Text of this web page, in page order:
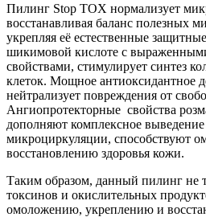
Пилинг Stop TOX нормализует
восстанавливая баланс полезных
укрепляя её естественные
шикимовой кислоте с
свойствами, стимулирует синтез
клеток. Мощное антиоксидантное
нейтрализует повреждения от
Ангиопротекторные свойства
дополняют комплексное выведение
микроциркуляции, способствуют
восстановлению здоровья кожи.
Таким образом, данный пилинг не
токсинов и окислительных
омоложению, укреплению и